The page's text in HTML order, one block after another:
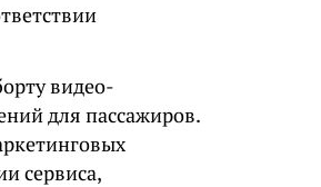
видео-
для пассажиров.
сервиса,